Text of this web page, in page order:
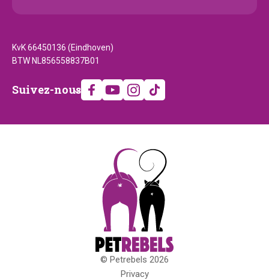
KvK 66450136 (Eindhoven)
BTW NL856558837B01
Suivez-
Suivez-nous
© Petrebels 2026
DroitsPrivacy